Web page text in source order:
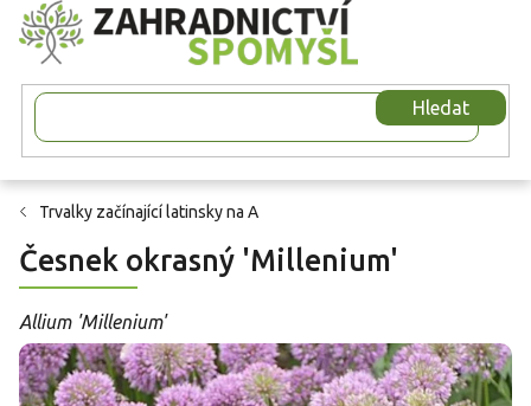
Přejít
na
obsah
Hledat
Trvalky začínající latinsky na A
Česnek okrasný 'Millenium'
Allium 'Millenium'